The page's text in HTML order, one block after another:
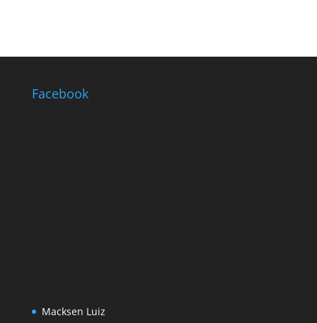
Facebook
Macksen Luiz